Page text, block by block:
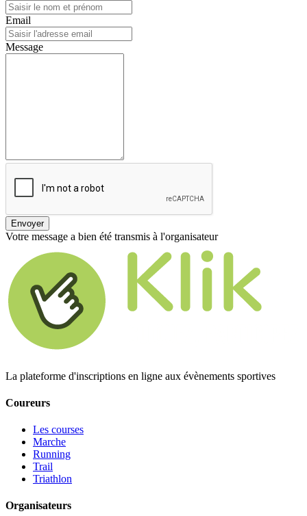
Email
Message
Envoyer
Votre message a bien été transmis à l'organisateur
La plateforme d'inscriptions en ligne aux évènements sportives
Coureurs
Les courses
Marche
Running
Trail
Triathlon
Organisateurs